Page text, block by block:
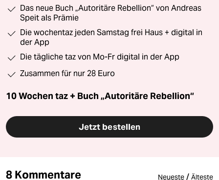
Das neue Buch „Autoritäre Rebellion“ von Andreas
Speit als Prämie
Die wochentaz jeden Samstag frei Haus + digital in
der App
Die tägliche taz von Mo-Fr digital in der App
Zusammen für nur 28 Euro
10 Wochen taz + Buch „Autoritäre Rebellion“
Jetzt bestellen
8 Kommentare Neueste / Älteste